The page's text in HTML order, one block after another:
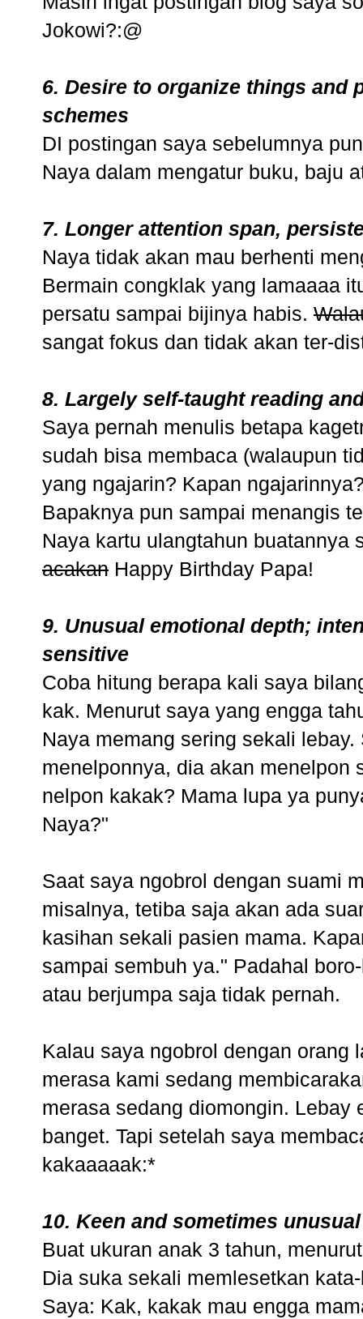
Jokowi?:@
6. Desire to organize things and
schemes
DI postingan saya sebelumnya
Naya dalam mengatur buku, baju
7. Longer attention span,
Naya tidak akan mau berhenti
Bermain congklak yang lamaaaa
persatu sampai bijinya habis.
sangat fokus dan tidak akan ter-
8. Largely self-taught reading
Saya pernah menulis betapa
sudah bisa membaca (walaupun
yang ngajarin? Kapan
Bapaknya pun sampai menangis
Naya kartu ulangtahun
acakan Happy Birthday Papa!
9. Unusual emotional depth;
sensitive
Coba hitung berapa kali saya
kak. Menurut saya yang engga
Naya memang sering sekali
menelponnya, dia akan menelpon
nelpon kakak? Mama lupa ya
Naya?"
Saat saya ngobrol dengan suami
misalnya, tetiba saja akan ada
kasihan sekali pasien mama.
sampai sembuh ya." Padahal
atau berjumpa saja tidak pernah.
Kalau saya ngobrol dengan orang
merasa kami sedang
merasa sedang diomongin. Lebay
banget. Tapi setelah saya
kakaaaaak:*
10. Keen and sometimes
Buat ukuran anak 3 tahun,
Dia suka sekali memlesetkan
Saya: Kak, kakak mau engga